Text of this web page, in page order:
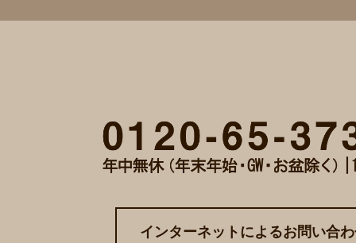
インターネットによるお問い合